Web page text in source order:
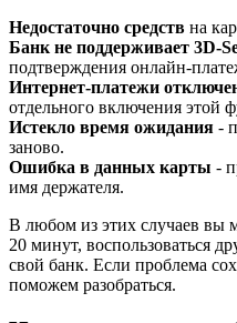
Недостаточно средств на
Банк не поддерживает 3D-
подтверждения онлайн-
Интернет-платежи
отдельного включения этой
Истекло время ожидания -
заново.
Ошибка в данных карты -
имя держателя.
В любом из этих случаев вы
20 минут, воспользоваться
свой банк. Если проблема
поможем разобраться.